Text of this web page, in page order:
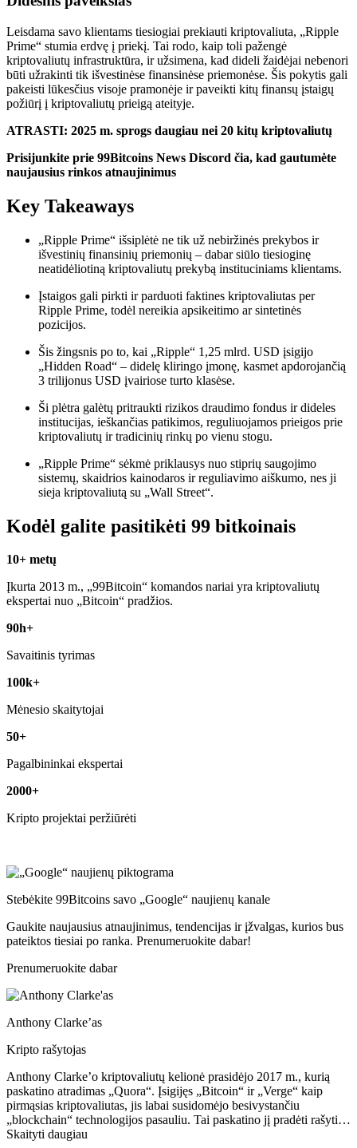
Leisdama savo klientams tiesiogiai prekiauti kriptovaliuta, „Ripple
Prime“ stumia erdvę į priekį. Tai rodo, kaip toli pažengė
kriptovaliutų infrastruktūra, ir užsimena, kad dideli žaidėjai nebenori
būti užrakinti tik išvestinėse finansinėse priemonėse. Šis pokytis gali
pakeisti lūkesčius visoje pramonėje ir paveikti kitų finansų įstaigų
požiūrį į kriptovaliutų prieigą ateityje.
ATRASTI: 2025 m. sprogs daugiau nei 20 kitų kriptovaliutų
Prisijunkite prie 99Bitcoins News Discord čia, kad gautumėte
naujausius rinkos atnaujinimus
Key Takeaways
„Ripple Prime“ išsiplėtė ne tik už nebiržinės prekybos ir
išvestinių finansinių priemonių – dabar siūlo tiesioginę
neatidėliotiną kriptovaliutų prekybą instituciniams klientams.
Įstaigos gali pirkti ir parduoti faktines kriptovaliutas per
Ripple Prime, todėl nereikia apsikeitimo ar sintetinės
pozicijos.
Šis žingsnis po to, kai „Ripple“ 1,25 mlrd. USD įsigijo
„Hidden Road“ – didelę kliringo įmonę, kasmet apdorojančią
3 trilijonus USD įvairiose turto klasėse.
Ši plėtra galėtų pritraukti rizikos draudimo fondus ir dideles
institucijas, ieškančias patikimos, reguliuojamos prieigos prie
kriptovaliutų ir tradicinių rinkų po vienu stogu.
„Ripple Prime“ sėkmė priklausys nuo stiprių saugojimo
sistemų, skaidrios kainodaros ir reguliavimo aiškumo, nes ji
sieja kriptovaliutą su „Wall Street“.
Kodėl galite pasitikėti 99 bitkoinais
10+ metų
Įkurta 2013 m., „99Bitcoin“ komandos nariai yra kriptovaliutų
ekspertai nuo „Bitcoin“ pradžios.
90h+
Savaitinis tyrimas
100k+
Mėnesio skaitytojai
50+
Pagalbininkai ekspertai
2000+
Kripto projektai peržiūrėti
Stebėkite 99Bitcoins savo „Google“ naujienų kanale
Gaukite naujausius atnaujinimus, tendencijas ir įžvalgas, kurios bus
pateiktos tiesiai po ranka. Prenumeruokite dabar!
Prenumeruokite dabar
Anthony Clarke’as
Kripto rašytojas
Anthony Clarke’o kriptovaliutų kelionė prasidėjo 2017 m., kurią
paskatino atradimas „Quora“. Įsigijęs „Bitcoin“ ir „Verge“ kaip
pirmąsias kriptovaliutas, jis labai susidomėjo besivystančiu
„blockchain“ technologijos pasauliu. Tai paskatino jį pradėti rašyti…
Skaityti daugiau